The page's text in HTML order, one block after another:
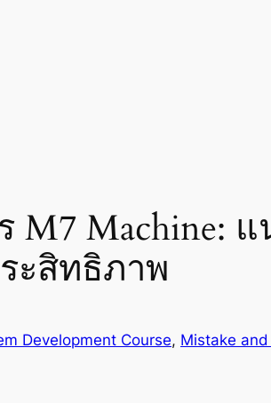
Machine: แ
ะสิทธิภาพ
Development Course, Mistake